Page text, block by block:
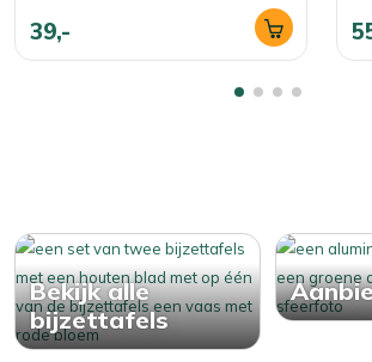
39,-
Bekijk alle
bijzettafels